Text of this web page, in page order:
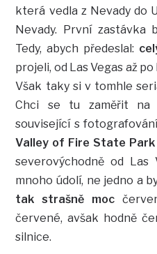
která vedla z Nevady do
Nevady. První zastávka
Tedy, abych předeslal:
projeli, od Las Vegas až
Však taky si v tomhle
Chci se tu zaměřit na
související s
Valley of Fire State Park
severovýchodně od Las
mnoho údolí, ne jedno a
tak strašně moc
červené, avšak hodně
silnice.